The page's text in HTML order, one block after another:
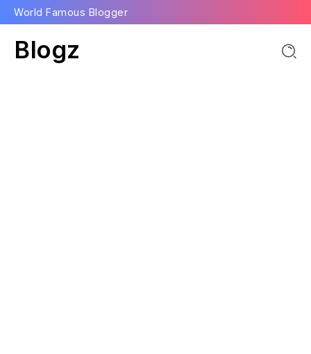
World Famous Blogger
Blogz